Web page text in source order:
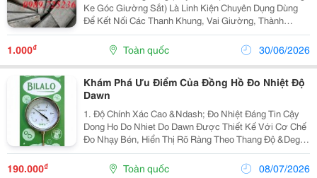
Ke Góc Giường Sắt) Là Linh Kiện Chuyên Dụng Dùng
Để Kết Nối Các Thanh Khung, Vai Giường, Thành
Giường Và Thang Giường Lại Với Nhau. Chất Liệu: Sắp
Dập Cao Cấp, Mạ Kẽm Hoặc Sơn Tĩnh Điện Chống...
1.000₫ Toàn quốc 30/06/2026
Khám Phá Ưu Điểm Của Đồng Hồ Đo Nhiệt Độ
Dawn
1. Độ Chính Xác Cao &Ndash; Đo Nhiệt Đáng Tin Cậy
Dong Ho Do Nhiet Do Dawn Được Thiết Kế Với Cơ Chế
Đo Nhạy Bén, Hiển Thị Rõ Ràng Theo Thang Độ &Deg;C
Từ 0 Đến 100. Kim Chỉ Chắc Chắn, Phản Hồi Nhanh
Giúp Người Dùng Dễ Dàng Theo Dõi Và Kiểm Soát...
190.000₫ Toàn quốc 08/07/2026